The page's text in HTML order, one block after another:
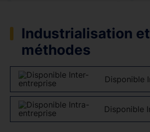
Industrialisation et
méthodes
Disponible
Disponible